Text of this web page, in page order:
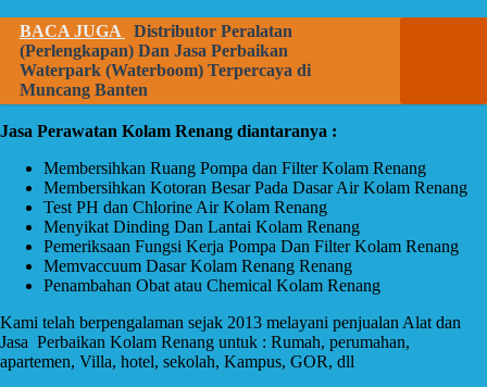
BACA JUGA
Distributor Peralatan
(Perlengkapan) Dan Jasa Perbaikan
Waterpark (Waterboom) Terpercaya di
Muncang Banten
Jasa Perawatan Kolam Renang diantaranya :
Membersihkan Ruang Pompa dan Filter Kolam Renang
Membersihkan Kotoran Besar Pada Dasar Air Kolam Renang
Test PH dan Chlorine Air Kolam Renang
Menyikat Dinding Dan Lantai Kolam Renang
Pemeriksaan Fungsi Kerja Pompa Dan Filter Kolam Renang
Memvaccuum Dasar Kolam Renang Renang
Penambahan Obat atau Chemical Kolam Renang
Kami telah berpengalaman sejak 2013 melayani penjualan Alat dan
Jasa Perbaikan Kolam Renang untuk : Rumah, perumahan,
apartemen, Villa, hotel, sekolah, Kampus, GOR, dll